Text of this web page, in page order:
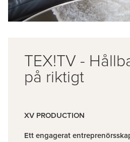
TEX!TV -
på riktigt
XV PRODUCTION
Ett engagerat